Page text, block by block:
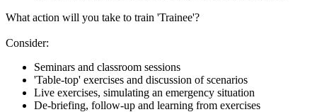
What action will you take to train 'Trainee'?
Consider:
Seminars and classroom sessions
'Table-top' exercises and discussion of scenarios
Live exercises, simulating an emergency situation
De-briefing, follow-up and learning from exercises